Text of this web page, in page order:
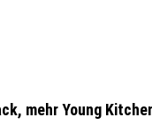
mehr Young